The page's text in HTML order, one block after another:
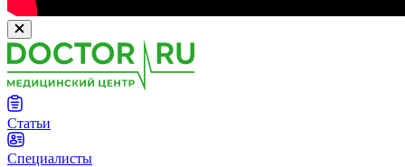
Статьи
Специалисты